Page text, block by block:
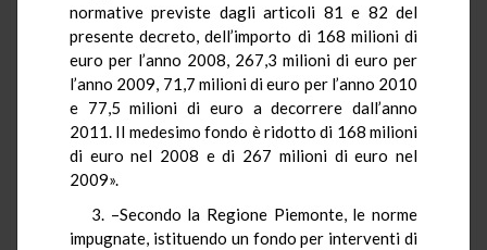
normative previste dagli articoli 81 e 82 del
presente decreto, dell’importo di 168 milioni di
euro per l’anno 2008, 267,3 milioni di euro per
l’anno 2009, 71,7 milioni di euro per l’anno 2010
e 77,5 milioni di euro a decorrere dall’anno
2011. Il medesimo fondo è ridotto di 168 milioni
di euro nel 2008 e di 267 milioni di euro nel
2009».
3. –Secondo la Regione Piemonte, le norme
impugnate, istituendo un fondo per interventi di